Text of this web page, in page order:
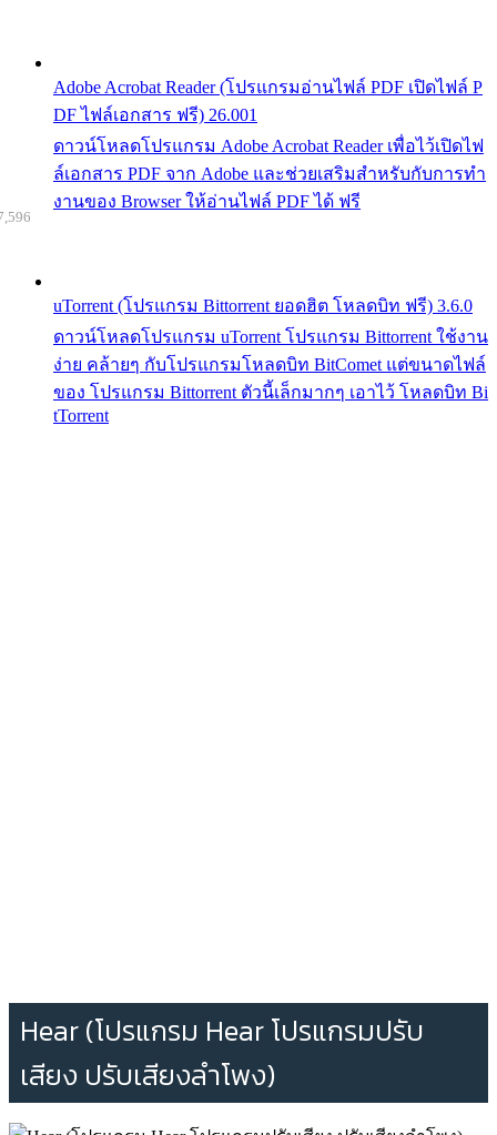
Adobe Acrobat Reader (โปรแกรมอ่านไฟล์ PDF เปิดไฟล์ P
DF ไฟล์เอกสาร ฟรี) 26.001
ดาวน์โหลดโปรแกรม Adobe Acrobat Reader เพื่อไว้เปิดไฟ
ล์เอกสาร PDF จาก Adobe และช่วยเสริมสำหรับกับการทำ
งานของ Browser ให้อ่านไฟล์ PDF ได้ ฟรี
uTorrent (โปรแกรม Bittorrent ยอดฮิต โหลดบิท ฟรี) 3.6.0
ดาวน์โหลดโปรแกรม uTorrent โปรแกรม Bittorrent ใช้งาน
ง่าย คล้ายๆ กับโปรแกรมโหลดบิท BitComet แต่ขนาดไฟล์
ของ โปรแกรม Bittorrent ตัวนี้เล็กมากๆ เอาไว้ โหลดบิท Bi
tTorrent
Hear (โปรแกรม Hear โปรแกรมปรับ
เสียง ปรับเสียงลำโพง)